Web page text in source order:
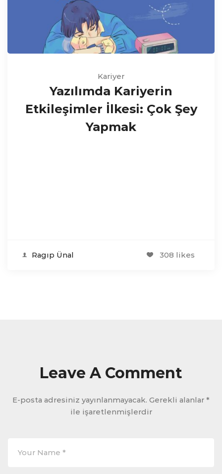
Kariyer
Yazılımda Kariyerin
Etkileşimler İlkesi: Çok Şey
Yapmak
Ragıp Ünal 308 likes
Leave A Comment
E-posta adresiniz yayınlanmayacak. Gerekli alanlar *
ile işaretlenmişlerdir